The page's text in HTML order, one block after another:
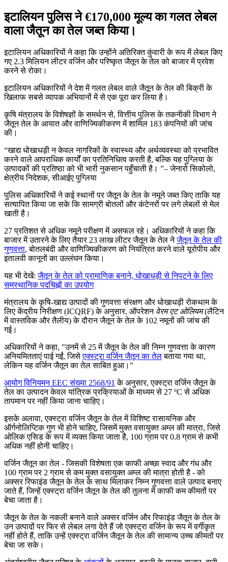
इटालियन पुलिस ने €170,000 मूल्य का गलत लेबल
वाला जैतून का तेल जब्त किया।
इटालियन अधिकारियों ने कहा कि उन्होंने अतिरिक्त कुंवारी के रूप में लेबल किए
गए 2.3 मिलियन लीटर वर्जिन और परिष्कृत जैतून के तेल को बाजार में प्रवेश
करने से रोका।
इटालियन अधिकारियों ने देश में गलत लेबल वाले जैतून के तेल की बिक्री के
खिलाफ सबसे व्यापक अभियानों में से एक पूरा कर लिया है।
कृषि मंत्रालय के विशेषज्ञों के समर्थन से, वित्तीय पुलिस के तकनीकी विभाग ने
जैतून तेल के आयात और वाणिज्यिकीकरण में शामिल 183 कंपनियों की जांच
की।
खाद्य धोखाधड़ी न केवल नागरिकों के स्वास्थ्य और अर्थव्यवस्था को प्रभावित
करने वाले आपराधिक कार्यों का प्रतिनिधित्व करती है, बल्कि यह पुग्लिया के
उत्पादकों की प्रतिष्ठा को भी भारी नुकसान पहुँचाती है।
– जेनारो सिकोलो,
क्षेत्रीय निदेशक, सीआईए पुग्लिया
पुलिस अधिकारियों ने कई स्थानों पर जैतून के तेल के नमूने जब्त किए ताकि यह
सत्यापित किया जा सके कि सामग्री बोतलों और कंटेनरों पर लगे लेबलों से मेल
खाती है।
27 प्रतिशत से अधिक नमूने परीक्षण में असफल रहे। अधिकारियों ने कहा कि
बाजार में उतारने के लिए तैयार 23 लाख लीटर जैतून के तेल नेजैतून के तेल की
गुणवत्ता, बोतलबंदी और वाणिज्यिकीकरण को नियंत्रित करने वाले यूरोपीय और
इतालवी कानूनों का उल्लंघन किया।
यह भी देखें: जैतून के तेल को प्रामाणिक बनाने, धोखाधड़ी से निपटने के लिए
समस्थानिक पदचिह्नों का उपयोग
मंत्रालय के कृषि-खाद्य उत्पादों की गुणवत्ता संरक्षण और धोखाधड़ी रोकथाम के
लिए केंद्रीय निरीक्षण (ICQRF) के अनुसार, ऑपरेशन वेरम एट ओलियम(लैटिन
में वास्तविक और तैलीय) के दौरान जैतून के तेल के 102 नमूनों की जांच की
गई।
अधिकारियों ने कहा, "उनमें से 25 में जैतून के तेल की निम्न गुणवत्ता के कारण
अनियमितताएं पाई गईं, जिसेएक्स्ट्रा वर्जिन जैतून का तेलबताया गया था,
लेकिन यह वर्जिन जैतून का तेल साबित हुआ।"
आयोग विनियमन EEC संख्या 2568/91 के अनुसार, एक्स्ट्रा वर्जिन जैतून के
तेल का उत्पादन केवल यांत्रिक प्रक्रियाओं के माध्यम से 27 ºC से अधिक
तापमान पर नहीं किया जाना चाहिए।
इसके अलावा, एक्स्ट्रा वर्जिन जैतून के तेल में विशिष्ट रासायनिक और
ऑर्गनोलिप्टिक गुण भी होने चाहिए, जिसमें मुक्त वसायुक्त अम्ल की मात्रा, जिसे
ओलिक एसिड के रूप में व्यक्त किया जाता है, 100 ग्राम पर 0.8 ग्राम से कभी
अधिक नहीं होनी चाहिए।
वर्जिन जैतून का तेल - जिसकी विशेषता एक काफी अच्छा स्वाद और गंध और
100 ग्राम पर 2 ग्राम से कम मुक्त वसायुक्त अम्ल की मात्रा होती है - को
अक्सर रिफाइंड जैतून के तेल के साथ मिलाकर निम्न गुणवत्ता वाले उत्पाद बनाए
जाते हैं, जिन्हें एक्स्ट्रा वर्जिन जैतून के तेल की तुलना में काफी कम कीमतों पर
बेचा जाता है।
जैतून के तेल के नकली बनाने वाले अक्सर वर्जिन और रिफाइंड जैतून के तेल के
उन उत्पादों पर फिर से लेबल लगा देते हैं जो एक्स्ट्रा वर्जिन के रूप में वर्गीकृत
नहीं होते हैं, ताकि उन्हें एक्स्ट्रा वर्जिन जैतून के तेल की सामान्य उच्च कीमतों पर
बेचा जा सके।